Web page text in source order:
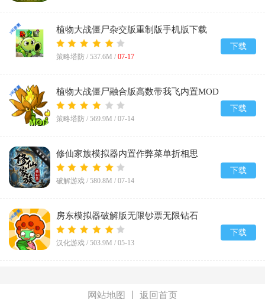
植物大战僵尸杂交版重制版手机版下载
v0.24.0.0
策略塔防 / 537.6M / 07-17
下载
植物大战僵尸融合版高数带我飞内置MOD
菜单(PlantsVsZombiesRH-Mod)v3.8
策略塔防 / 569.9M / 07-14
下载
修仙家族模拟器内置作弊菜单折相思
v10.1.6
破解游戏 / 580.8M / 07-14
下载
房东模拟器破解版无限钞票无限钻石
v1.87.5.2
汉化游戏 / 503.9M / 05-13
下载
网站地图 返回首页